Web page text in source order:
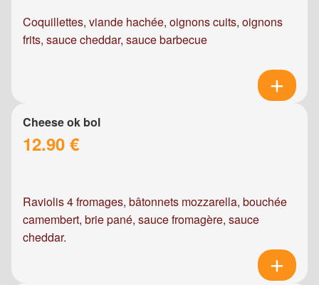
Coquillettes, viande hachée, oignons cuits, oignons
frits, sauce cheddar, sauce barbecue
Cheese ok bol
12.90 €
Raviolis 4 fromages, bâtonnets mozzarella, bouchée
camembert, brie pané, sauce fromagère, sauce
cheddar.